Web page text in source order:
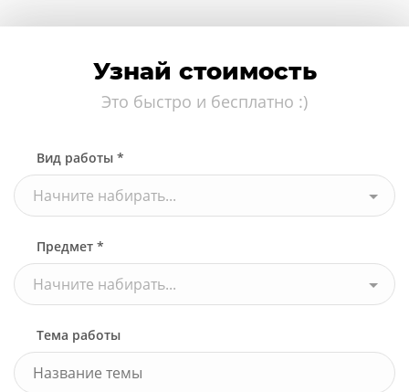
Узнай стоимость
Это быстро и бесплатно :)
Вид работы *
Начните набирать...
Предмет *
Начните набирать...
Тема работы